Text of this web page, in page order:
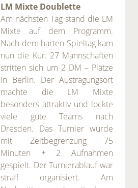
LM Mixte Doublette
Am nächsten Tag stand die LM
Mixte auf dem Programm.
Nach dem harten Spieltag kam
nun die Kür. 27 Mannschaften
stritten sich um 2 DM – Plätze
in Berlin. Der Austragungsort
machte die LM Mixte
besonders attraktiv und lockte
viele gute Teams nach
Dresden. Das Turnier wurde
mit Zeitbegrenzung 75
Minuten + 2 Aufnahmen
gespielt. Der Turnierablauf war
straff organisiert. Am